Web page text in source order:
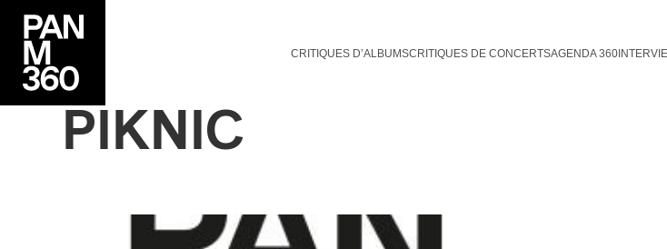
CRITIQUES D’ALBUMSCRITIQUES DE CONCERTSAGENDA 360
PIKNIC